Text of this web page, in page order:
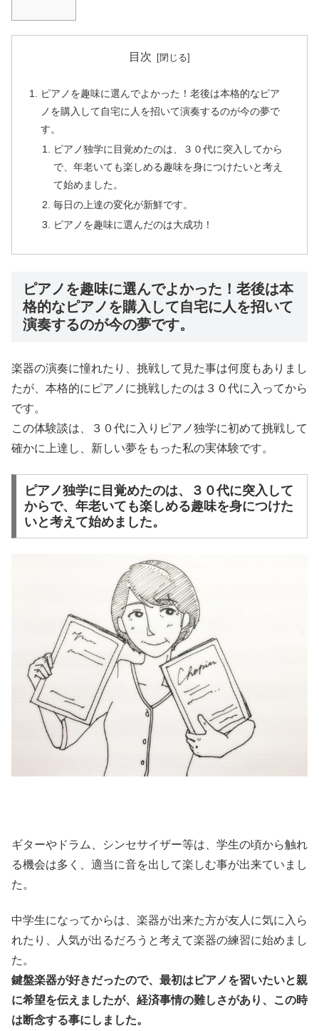
目次
ピアノを趣味に選んでよかった！老後は本格的なピア
ノを購入して自宅に人を招いて演奏するのが今の夢で
す。
ピアノ独学に目覚めたのは、３０代に突入してから
で、年老いても楽しめる趣味を身につけたいと考え
て始めました。
毎日の上達の変化が新鮮です。
ピアノを趣味に選んだのは大成功！
ピアノを趣味に選んでよかった！老後は本
格的なピアノを購入して自宅に人を招いて
演奏するのが今の夢です。
楽器の演奏に憧れたり、挑戦して見た事は何度もありまし
たが、本格的にピアノに挑戦したのは３０代に入ってから
です。
この体験談は、３０代に入りピアノ独学に初めて挑戦して
確かに上達し、新しい夢をもった私の実体験です。
ピアノ独学に目覚めたのは、３０代に突入して
からで、年老いても楽しめる趣味を身につけた
いと考えて始めました。
ギターやドラム、シンセサイザー等は、学生の頃から触れ
る機会は多く、適当に音を出して楽しむ事が出来ていまし
た。
中学生になってからは、楽器が出来た方が友人に気に入ら
れたり、人気が出るだろうと考えて楽器の練習に始めまし
た。
鍵盤楽器が好きだったので、最初はピアノを習いたいと親
に希望を伝えましたが、経済事情の難しさがあり、この時
は断念する事にしました。